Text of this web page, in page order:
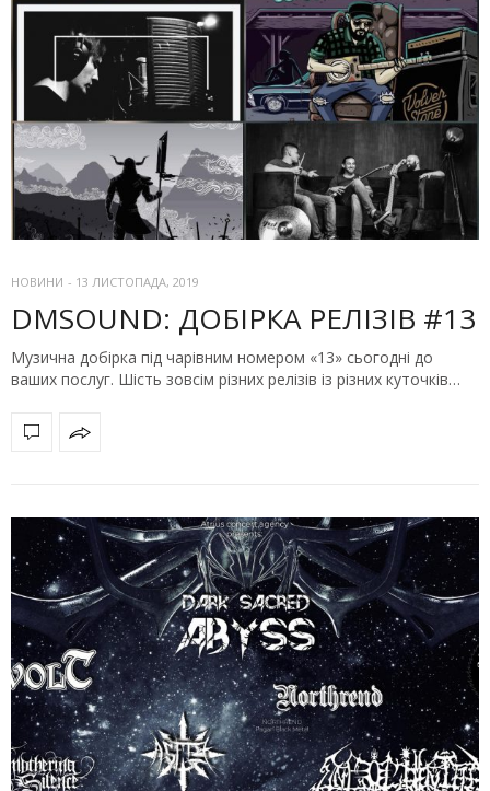
НОВИНИ - 13 ЛИСТОПАДА, 2019
DMSOUND: ДОБІРКА РЕЛІЗІВ #13
Музична добірка під чарівним номером «13» сьогодні до
ваших послуг. Шість зовсім різних релізів із різних куточків…